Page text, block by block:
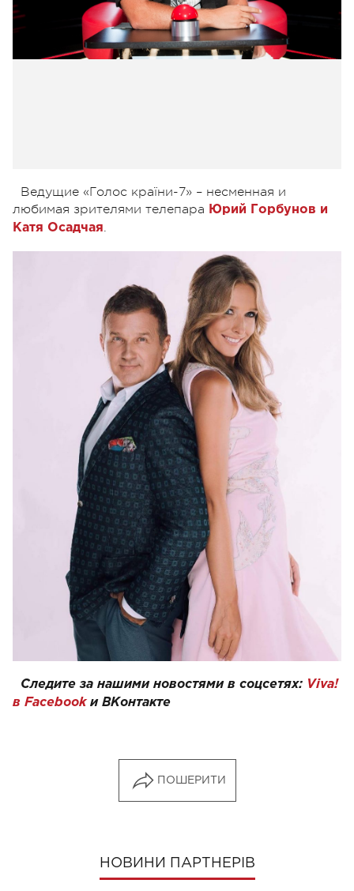
Ведущие «Голос країни-7» – несменная и
любимая зрителями телепара Юрий Горбунов и
Катя Осадчая.
Следите за нашими новостями в соцсетях: Viva!
в Facebookи ВКонтакте
ПОШЕРИТИ
НОВИНИ ПАРТНЕРІВ